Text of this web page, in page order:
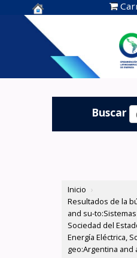
Centro de
Documentación
OLADE -
Buscar
Inicio ›
Resultados de la
and su-
Sociedad del
Energía Eléctrica,
geo:Argentina and